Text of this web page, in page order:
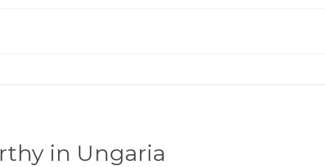
in Ungaria